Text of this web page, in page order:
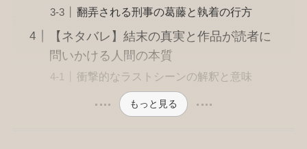
翻弄される刑事の葛藤と執着の行方
【ネタバレ】結末の真実と作品が読者に
問いかける人間の本質
衝撃的なラストシーンの解釈と意味
もっと見る